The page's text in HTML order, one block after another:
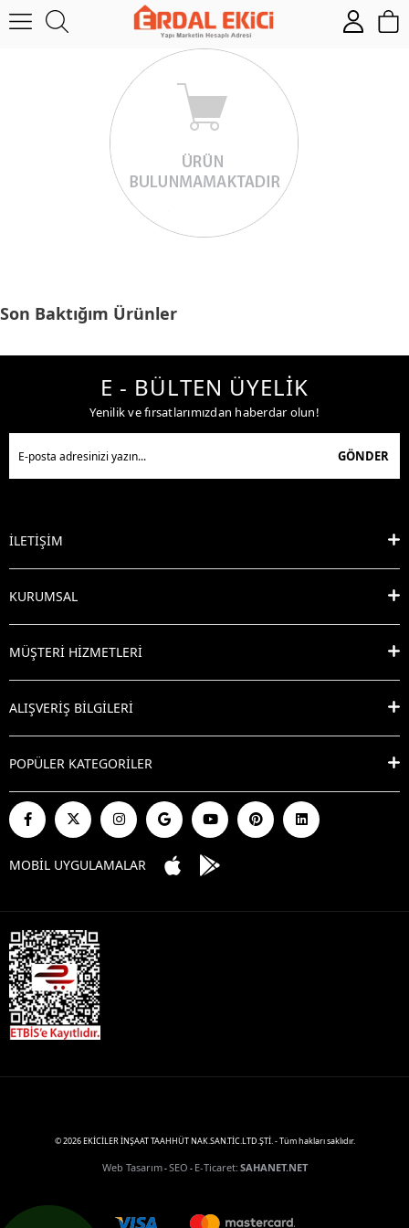
Son Baktığım Ürünler
E - BÜLTEN ÜYELİK
Yenilik ve fırsatlarımızdan haberdar olun!
GÖNDER
İLETİŞİM
KURUMSAL
MÜŞTERİ HİZMETLERİ
ALIŞVERİŞ BİLGİLERİ
POPÜLER KATEGORİLER
MOBİL UYGULAMALAR
© 2026 EKİCİLER İNŞAAT TAAHHÜT NAK.SAN.TİC.LTD.ŞTİ. - Tüm hakları saklıdır.
Web Tasarım-SEO - E-Ticaret: SAHANET.NET